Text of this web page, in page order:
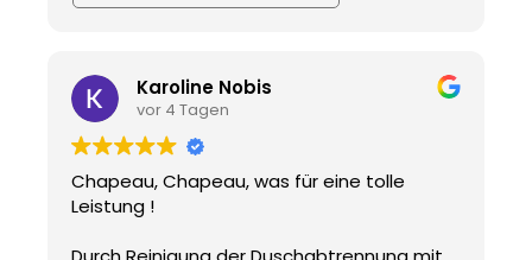
Karoline Nobis
vor 4 Tagen
Chapeau, Chapeau, was für eine tolle
Leistung !